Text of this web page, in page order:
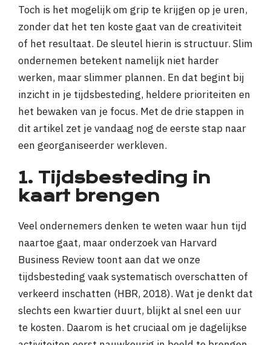
Toch is het mogelijk om grip te krijgen op je uren,
zonder dat het ten koste gaat van de creativiteit
of het resultaat. De sleutel hierin is structuur. Slim
ondernemen betekent namelijk niet harder
werken, maar slimmer plannen. En dat begint bij
inzicht in je tijdsbesteding, heldere prioriteiten en
het bewaken van je focus. Met de drie stappen in
dit artikel zet je vandaag nog de eerste stap naar
een georganiseerder werkleven.
1. Tijdsbesteding in
kaart brengen
Veel ondernemers denken te weten waar hun tijd
naartoe gaat, maar onderzoek van Harvard
Business Review toont aan dat we onze
tijdsbesteding vaak systematisch overschatten of
verkeerd inschatten (HBR, 2018). Wat je denkt dat
slechts een kwartier duurt, blijkt al snel een uur
te kosten. Daarom is het cruciaal om je dagelijkse